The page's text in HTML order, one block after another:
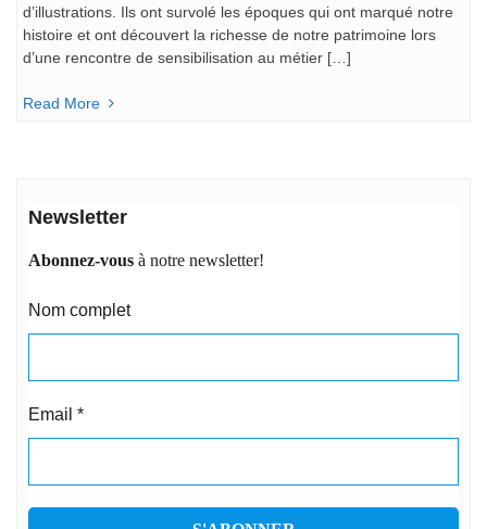
d’illustrations. Ils ont survolé les époques qui ont marqué notre
histoire et ont découvert la richesse de notre patrimoine lors
d’une rencontre de sensibilisation au métier […]
Read More
Newsletter
Abonnez-vous à notre newsletter!
Nom complet
Email *